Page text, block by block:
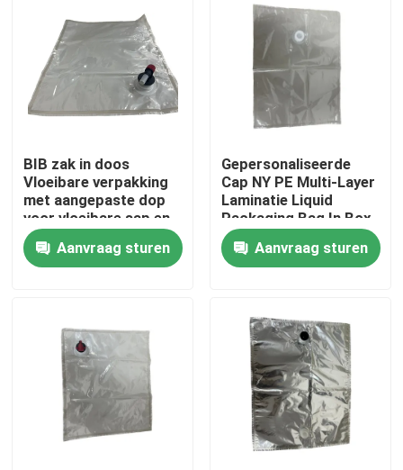
Ongeveer ons
Fabrieksreis
Kwaliteitscontrole
Contacteer ons
Gevallen
Voedsel Verpakkingszakken
BIB zak in doos
Vloeibare verpakking
met aangepaste dop
voor vloeibare sap en
melk
Aanvraag sturen
Gepersonaliseerde
Cap NY PE Multi-Layer
Laminatie Liquid
Packaging Bag In Box
Aanvraag sturen